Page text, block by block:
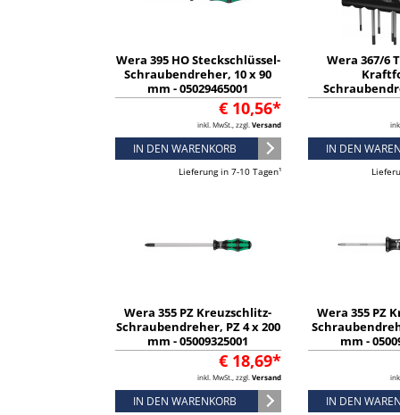
Wera 395 HO Steckschlüssel-
Schraubendreher, 10 x 90
mm - 05029465001
€ 10,56*
inkl. MwSt., zzgl. Versand
IN DEN WARENKORB
Lieferung in 7-10 Tagen¹
Wera 367/6
Rack, 6-teilig -
IN DEN
Wera 355 PZ Kreuzschlitz-
Schraubendreher, PZ 4 x 200
mm - 05009325001
€ 18,69*
inkl. MwSt., zzgl. Versand
IN DEN WARENKORB
Wera 355 PZ
mm -
IN DEN